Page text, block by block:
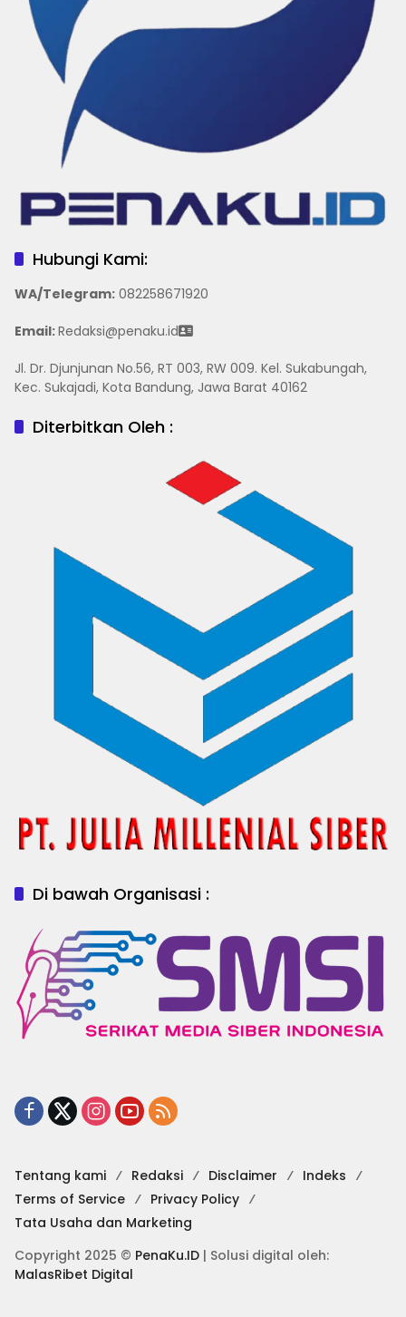
Hubungi Kami:
WA/Telegram: 082258671920
Email:Redaksi@penaku.id
Jl. Dr. Djunjunan No.56, RT 003, RW 009. Kel. Sukabungah,
Kec. Sukajadi, Kota Bandung, Jawa Barat 40162
Diterbitkan Oleh :
Di bawah Organisasi :
Tentang kami Redaksi Disclaimer
Indeks
Terms of Service
Privacy Policy
Tata Usaha dan Marketing
Copyright 2025 © PenaKu.ID | Solusi digital oleh:
MalasRibet Digital